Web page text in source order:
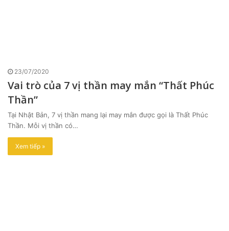
23/07/2020
Vai trò của 7 vị thần may mắn “Thất Phúc
Thần”
Tại Nhật Bản, 7 vị thần mang lại may mắn được gọi là Thất Phúc
Thần. Mỗi vị thần có…
Xem tiếp »